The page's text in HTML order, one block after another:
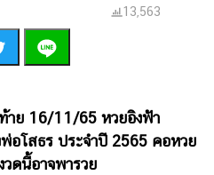
13,563
าย 16/11/65 หวยอิงฟ้า
อโสธร ประจำปี 2565 คอหวย
วดนี้อาจพารวย